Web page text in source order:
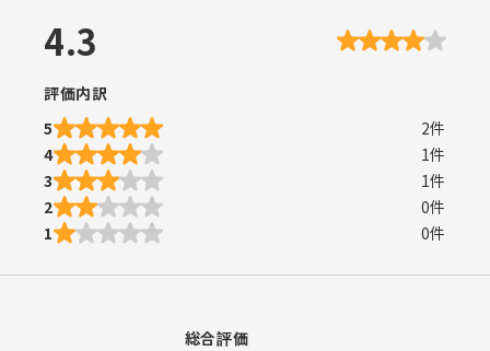
4.3
評価内訳
5
2件
4
1件
3
1件
2
0件
1
0件